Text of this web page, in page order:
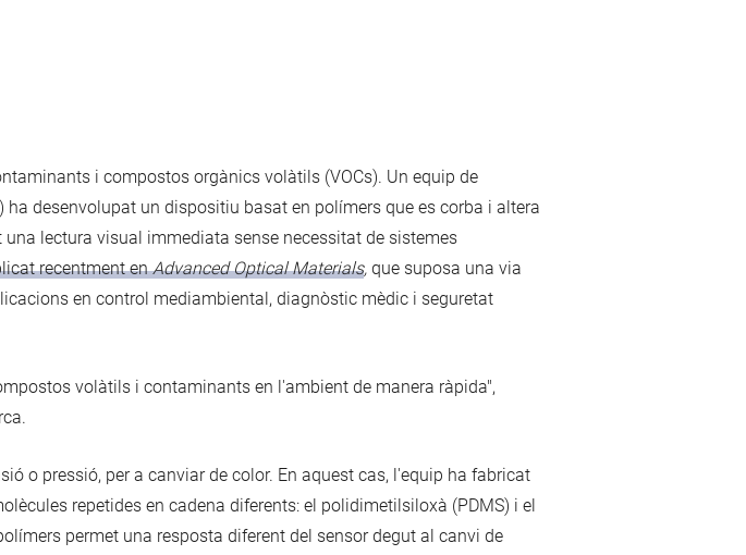
i compostos orgànics volàtils (VOCs). Un equip de
ha desenvolupat un dispositiu basat en polímers que es corba i altera
lectura visual immediata sense necessitat de sistemes
recentment enAdvanced Optical Materials, que suposa una via
en control mediambiental, diagnòstic mèdic i seguretat
volàtils i contaminants en l'ambient de manera ràpida",
o pressió, per a canviar de color. En aquest cas, l'equip ha fabricat
repetides en cadena diferents: el polidimetilsiloxà (PDMS) i el
permet una resposta diferent del sensor degut al canvi de